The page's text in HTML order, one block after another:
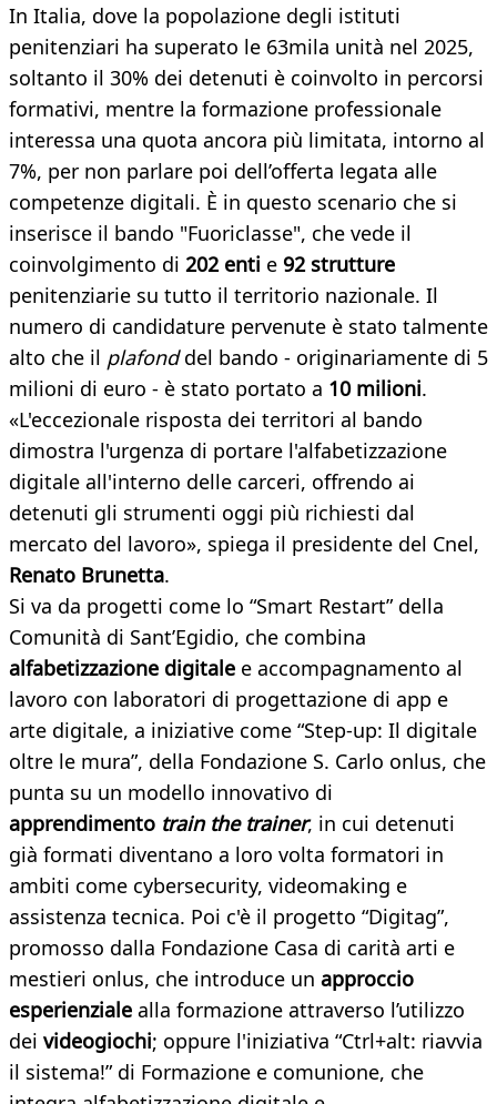
In Italia, dove la popolazione degli istituti
penitenziari ha superato le 63mila unità nel 2025,
soltanto il 30% dei detenuti è coinvolto in percorsi
formativi, mentre la formazione professionale
interessa una quota ancora più limitata, intorno al
7%, per non parlare poi dell’offerta legata alle
competenze digitali. È in questo scenario che si
inserisce il bando "Fuoriclasse", che vede il
coinvolgimento di 202 enti e 92 strutture
penitenziarie su tutto il territorio nazionale. Il
numero di candidature pervenute è stato talmente
alto che il plafonddel bando - originariamente di 5
milioni di euro - è stato portato a 10 milioni.
«L'eccezionale risposta dei territori al bando
dimostra l'urgenza di portare l'alfabetizzazione
digitale all'interno delle carceri, offrendo ai
detenuti gli strumenti oggi più richiesti dal
mercato del lavoro», spiega il presidente del Cnel,
Renato Brunetta.
Si va da progetti come lo “Smart Restart” della
Comunità di Sant’Egidio, che combina
alfabetizzazione digitale e accompagnamento al
lavoro con laboratori di progettazione di app e
arte digitale, a iniziative come “Step-up: Il digitale
oltre le mura”, della Fondazione S. Carlo onlus, che
punta su un modello innovativo di
apprendimento train the trainer, in cui detenuti
già formati diventano a loro volta formatori in
ambiti come cybersecurity, videomaking e
assistenza tecnica. Poi c'è il progetto “Digitag”,
promosso dalla Fondazione Casa di carità arti e
mestieri onlus, che introduce un approccio
esperienziale alla formazione attraverso l’utilizzo
dei videogiochi; oppure l'iniziativa “Ctrl+alt: riavvia
il sistema!” di Formazione e comunione, che